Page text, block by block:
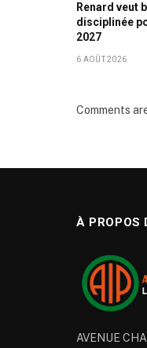
Renard veut
disciplinée
2027
6 AOÛT 2026
Comments
À PROPOS
AVENUE